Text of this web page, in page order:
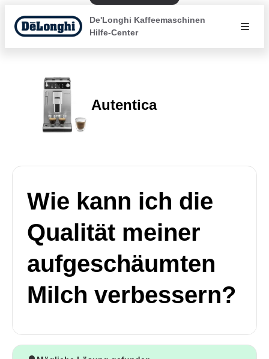
De'Longhi Kaffeemaschinen
Hilfe-Center
Autentica
Wie kann ich die
Qualität meiner
aufgeschäumten
Milch verbessern?